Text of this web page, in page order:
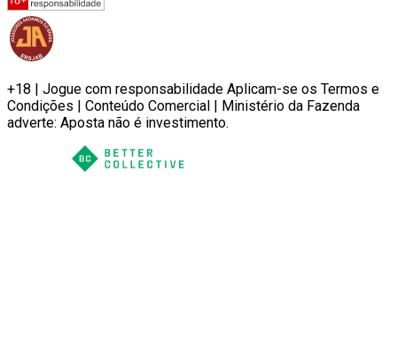
+18 | Jogue com responsabilidade Aplicam-se os Termos e
Condições | Conteúdo Comercial | Ministério da Fazenda
adverte: Aposta não é investimento.